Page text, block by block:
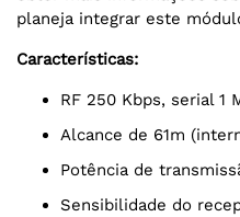
planeja integrar este
Características:
RF 250 Kbps, serial 1
Alcance de 61m
Potência de
Sensibilidade do